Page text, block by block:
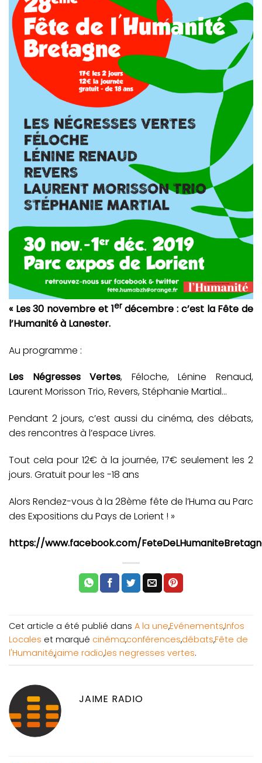
« Les 30 novembre et 1erdécembre : c’est la Fête de
l’Humanité à Lanester.
Au programme :
Les Négresses Vertes, Féloche, Lénine Renaud,
Laurent Morisson Trio, Revers, Stéphanie Martial…
Pendant 2 jours, c’est aussi du cinéma, des débats,
des rencontres à l’espace Livres.
Tout cela pour 12€ à la journée, 17€ seulement les 2
jours. Gratuit pour les -18 ans
Alors Rendez-vous à la 28ème fête de l’Huma au Parc
des Expositions du Pays de Lorient ! »
https://www.facebook.com/
Cet article a été publié dans A la une,Evénements,Infos
Locales et marqué cinéma,conférences,débats,Fête de
l'Humanité,jaime radio,les negresses vertes.
JAIME RADIO